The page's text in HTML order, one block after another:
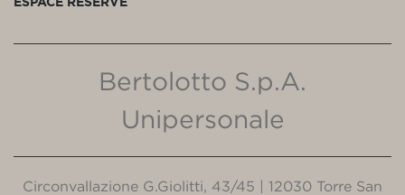
Bertolotto S.p.A.
Unipersonale
Circonvallazione G.Giolitti, 43/45 | 12030 Torre San